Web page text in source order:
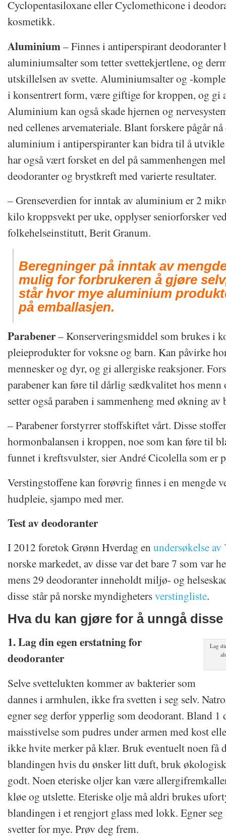
Cyclopentasiloxane eller Cyclomethicone i
kosmetikk.
Aluminium– Finnes i antiperspirant deodoranter
aluminiumsalter som tetter svettekjertlene, og
utskillelsen av svette. Aluminiumsalter og -
i konsentrert form, være giftige for kroppen, og gi
Aluminium kan også skade hjernen og
ned cellenes arvemateriale. Blant forskere pågår
aluminium i antiperspiranter kan bidra til å
har også vært forsket en del på sammenhengen
deodoranter og brystkreft med varierte resultater.
– Grenseverdien for inntak av aluminium er 2
kilo kroppsvekt per uke, opplyser seniorforsker
folkehelseinstitutt, Berit Granum.
Beregninger på inntak av
mulig for forbrukeren å gjøre
står hvor mye aluminium
på emballasjen.
Parabener– Konserveringsmiddel som brukes i
pleieprodukter for voksne og barn. Kan påvirke
mennesker og dyr, og gi allergiske reaksjoner.
parabener kan føre til dårlig sædkvalitet hos
setter også paraben i sammenheng med økning av
– Parabener forstyrrer stoffskiftet vårt. Disse
hormonbalansen i kroppen, noe som kan føre til
funnet i kreftsvulster, sier André Cicolella som er
Verstingstoffene kan forøvrig finnes i en mengde
hudpleie, sjampo med mer.
Test av deodoranter
I 2012 foretok Grønn Hverdag enundersøkelse
norske markedet, av disse var det bare 7 som var
mens 29 deodoranter inneholdt miljø- og
disse står på norske myndighetersverstingliste.
Hva du kan gjøre for å unngå
Lag
1. Lag din egen erstatning for
deodoranter
Selve svettelukten kommer av bakterier som
dannes i armhulen, ikke fra svetten i seg selv.
egner seg derfor ypperlig som deodorant. Bland 1
maisstivelse som pudres under armen med kost
ikke hvite merker på klær. Bruk eventuelt noen få
blandingen hvis du ønsker litt duft, bruk
godt. Noen eteriske oljer kan være
kløe og utslette. Eteriske olje må aldri brukes
blandingen i et rengjort glass med lokk. Egner
svetter for mye. Prøv deg frem.